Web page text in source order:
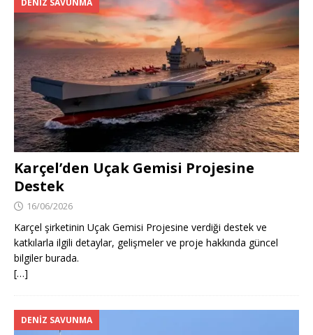
Karçel’den Uçak Gemisi Projesine
Destek
16/06/2026
Karçel şirketinin Uçak Gemisi Projesine verdiği destek ve
katkılarla ilgili detaylar, gelişmeler ve proje hakkında güncel
bilgiler burada.
[…]
DENIZ SAVUNMA